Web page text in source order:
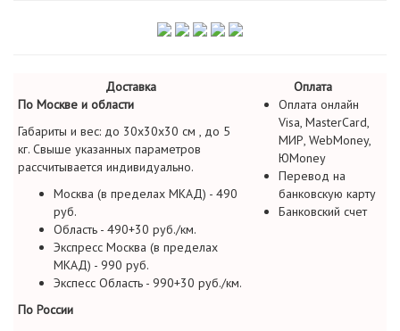
Доставка
Оплата
По Москве и области
Габариты и вес: до 30х30х30 см , до 5
кг. Свыше указанных параметров
рассчитывается индивидуально.
Москва (в пределах МКАД) - 490
руб.
Область - 490+30 руб./км.
Экспресс Москва (в пределах
МКАД) - 990 руб.
Экспесс Область - 990+30 руб./км.
По России
Оплата онлайн
Visa, MasterCard,
МИР, WebMoney,
ЮMoney
Перевод на
банковскую карту
Банковский счет